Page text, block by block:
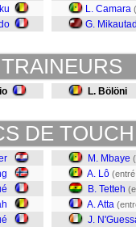
L. Camara (
G.
L. Bölöni
DE
M. Mbaye
A. Lô
B. Tetteh
A. Atta
J.